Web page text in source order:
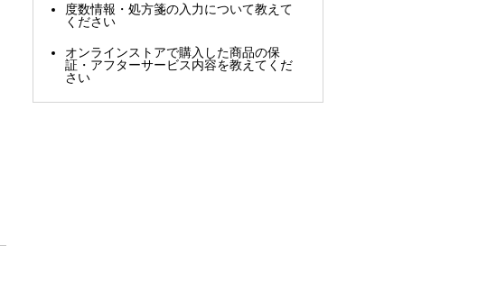
度数情報・処方箋の入力について教えて
ください
オンラインストアで購入した商品の保
証・アフターサービス内容を教えてくだ
さい